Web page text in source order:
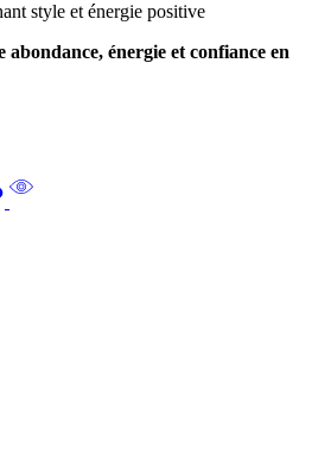
style et énergie positive
énergie et confiance en